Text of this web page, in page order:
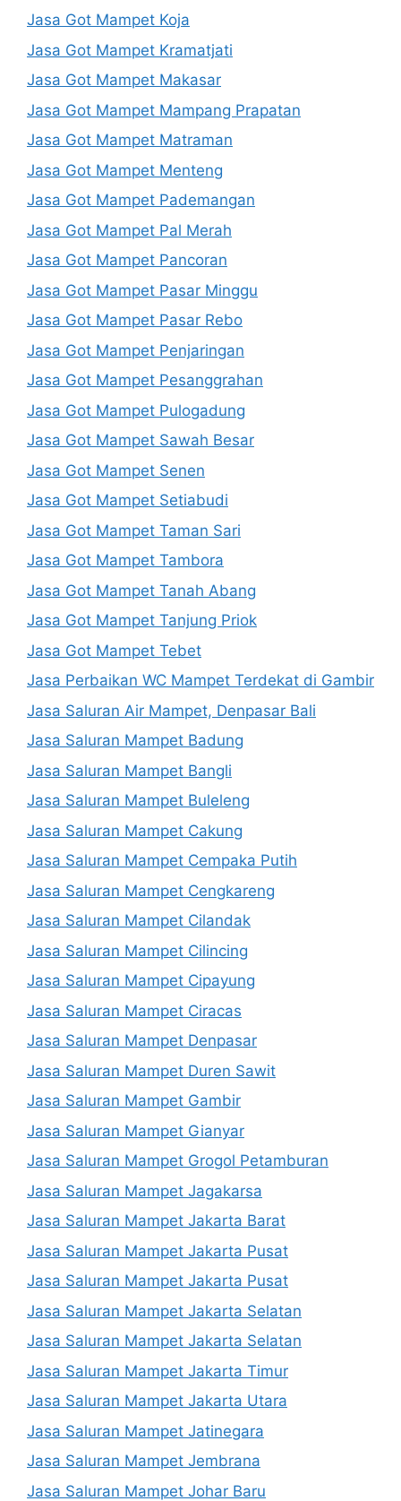
Jasa Got Mampet Koja
Jasa Got Mampet Kramatjati
Jasa Got Mampet Makasar
Jasa Got Mampet Mampang Prapatan
Jasa Got Mampet Matraman
Jasa Got Mampet Menteng
Jasa Got Mampet Pademangan
Jasa Got Mampet Pal Merah
Jasa Got Mampet Pancoran
Jasa Got Mampet Pasar Minggu
Jasa Got Mampet Pasar Rebo
Jasa Got Mampet Penjaringan
Jasa Got Mampet Pesanggrahan
Jasa Got Mampet Pulogadung
Jasa Got Mampet Sawah Besar
Jasa Got Mampet Senen
Jasa Got Mampet Setiabudi
Jasa Got Mampet Taman Sari
Jasa Got Mampet Tambora
Jasa Got Mampet Tanah Abang
Jasa Got Mampet Tanjung Priok
Jasa Got Mampet Tebet
Jasa Perbaikan WC Mampet Terdekat di Gambir
Jasa Saluran Air Mampet, Denpasar Bali
Jasa Saluran Mampet Badung
Jasa Saluran Mampet Bangli
Jasa Saluran Mampet Buleleng
Jasa Saluran Mampet Cakung
Jasa Saluran Mampet Cempaka Putih
Jasa Saluran Mampet Cengkareng
Jasa Saluran Mampet Cilandak
Jasa Saluran Mampet Cilincing
Jasa Saluran Mampet Cipayung
Jasa Saluran Mampet Ciracas
Jasa Saluran Mampet Denpasar
Jasa Saluran Mampet Duren Sawit
Jasa Saluran Mampet Gambir
Jasa Saluran Mampet Gianyar
Jasa Saluran Mampet Grogol Petamburan
Jasa Saluran Mampet Jagakarsa
Jasa Saluran Mampet Jakarta Barat
Jasa Saluran Mampet Jakarta Pusat
Jasa Saluran Mampet Jakarta Pusat
Jasa Saluran Mampet Jakarta Selatan
Jasa Saluran Mampet Jakarta Selatan
Jasa Saluran Mampet Jakarta Timur
Jasa Saluran Mampet Jakarta Utara
Jasa Saluran Mampet Jatinegara
Jasa Saluran Mampet Jembrana
Jasa Saluran Mampet Johar Baru